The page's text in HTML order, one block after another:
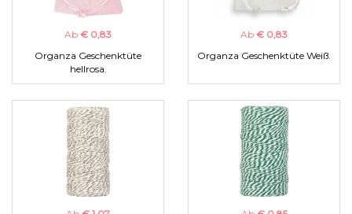
Ab € 0,83
Organza Geschenktüte
hellrosa.
Ab € 0,83
Organza Geschenktüte Weiß.